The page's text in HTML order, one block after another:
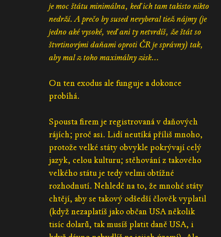
je moc štátu minimálna, keď ich tam takisto nikto
nedrží. A prečo by sused nevyberal tiež nájmy (je
jedno aké vysoké, veď ani ty netvrdíš, že štát so
štvrtinovými daňami oproti ČR je správny) tak,
aby mal z toho maximálny zisk...
On ten exodus ale funguje a dokonce
probíhá.
Spousta firem je registrovaná v daňových
rájích; proč asi. Lidí neutíká příliš mnoho,
protože velké státy obvykle pokrývají celý
jazyk, celou kulturu; stěhování z takového
velkého státu je tedy velmi obtížné
rozhodnutí. Nehledě na to, že mnohé státy
chtějí, aby se takový odšedší člověk vyplatil
(když nezaplatíš jako občan USA několik
tisíc dolarů, tak musíš platit daně USA, i